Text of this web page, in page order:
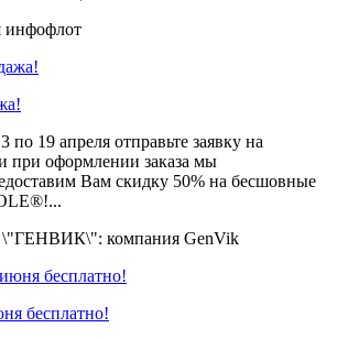
инфофлот
по 19 апреля отправьте заявку на
при оформлении заказа мы
Вам скидку 50% на бесшовные
\"ГЕНВИК\": компания GenVik
бесплатно!